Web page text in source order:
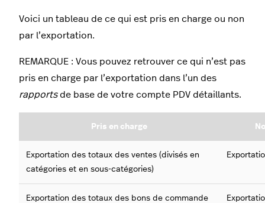
Voici un tableau de ce qui est pris en charge ou non
par l’exportation.
REMARQUE : Vous pouvez retrouver ce qui n’est pas
pris en charge par l’exportation dans l’un des
rapportsde base de votre compte PDV détaillants.
Pris en charge
Exportation des totaux des ventes (divisés en
catégories et en sous-catégories)
Exportation des totaux des bons de commande